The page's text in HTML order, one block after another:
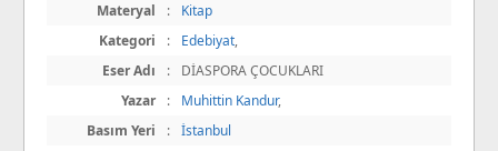
Materyal :
Kitap
Kategori
: Edebiyat,
Eser Adı
:
DİASPORA ÇOCUKLARI
Yazar
: Muhittin Kandur,
Basım Yeri
: İstanbul